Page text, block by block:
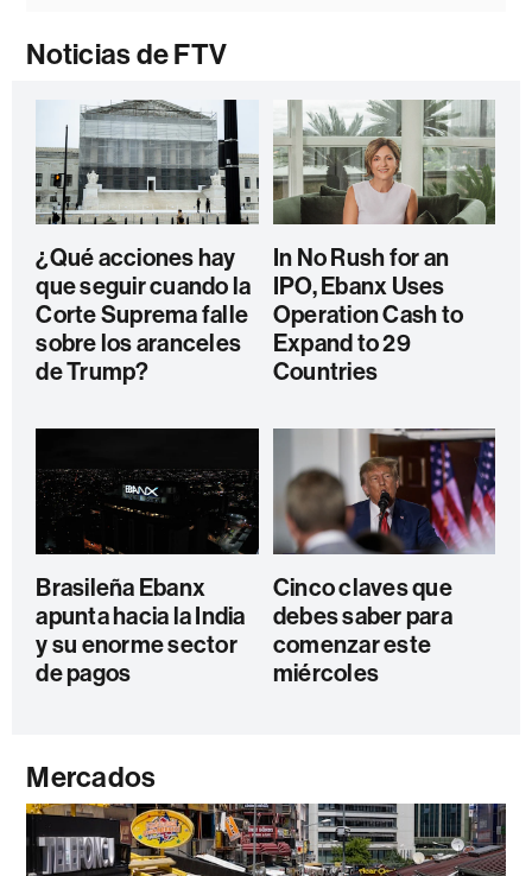
Noticias de FTV
¿Qué acciones hay
que seguir cuando la
Corte Suprema falle
sobre los aranceles
de Trump?
In No Rush for an
IPO, Ebanx Uses
Operation Cash to
Expand to 29
Countries
Brasileña Ebanx
apunta hacia la India
y su enorme sector
de pagos
Cinco claves que
debes saber para
comenzar este
miércoles
Mercados